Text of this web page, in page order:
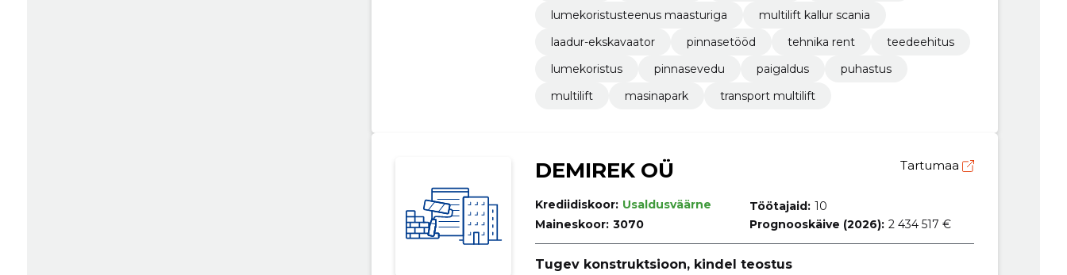
lumekoristusteenus maasturiga
multilift kallur scania
laadur-ekskavaator
pinnasetööd tehnika rent
teedeehitus
lumekoristus
pinnasevedu paigaldus
puhastus
multilift
masinapark transport multilift
DEMIREK OÜ Tartumaa
Krediidiskoor: Usaldusväärne
Maineskoor: 3070
Töötajaid: 10
Prognooskäive (2026): 2 434 517 €
Tugev konstruktsioon, kindel teostus